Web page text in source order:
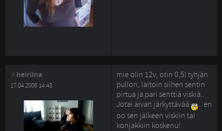
heiriina
17.04.2006 14:43
mie olin 12v, otin 0,5l tyhjän
pullon, laitoin siihen sentin
pirtua ja pari senttiä viskiä..
Jotai aivan järkyttävää
.. en
oo sen jälkeen viskiin tai
konjakkiin koskenu!